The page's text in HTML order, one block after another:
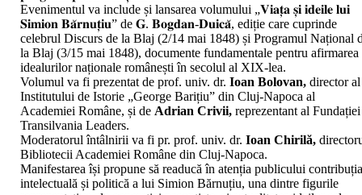
Evenimentul va include și lansarea volumului „𝐕𝐢𝐚𝐭̦𝐚 𝐬̦𝐢 𝐢𝐝𝐞𝐢𝐥𝐞 𝐥𝐮𝐢
𝐒𝐢𝐦𝐢𝐨𝐧 𝐁𝐚̆𝐫𝐧𝐮𝐭̦𝐢𝐮” de 𝐆. 𝐁𝐨𝐠𝐝𝐚𝐧-𝐃𝐮𝐢𝐜𝐚̆, ediție care cuprinde
celebrul Discurs de la Blaj (2/14 mai 1848) și Programul Național
la Blaj (3/15 mai 1848), documente fundamentale pentru afirmarea
idealurilor naționale românești în secolul al XIX-lea.
Volumul va fi prezentat de prof. univ. dr.Ioan Bolovan, director al
Institutului de Istorie „George Barițiu” din Cluj-Napoca al
Academiei Române, și de Adrian Crivii, reprezentant al Fundației
Transilvania Leaders.
Moderatorul întâlnirii va fi pr. prof. univ. dr.Ioan Chirilă,
Bibliotecii Academiei Române din Cluj-Napoca.
Manifestarea își propune să readucă în atenția publicului
intelectuală și politică a lui Simion Bărnuțiu, una dintre figurile